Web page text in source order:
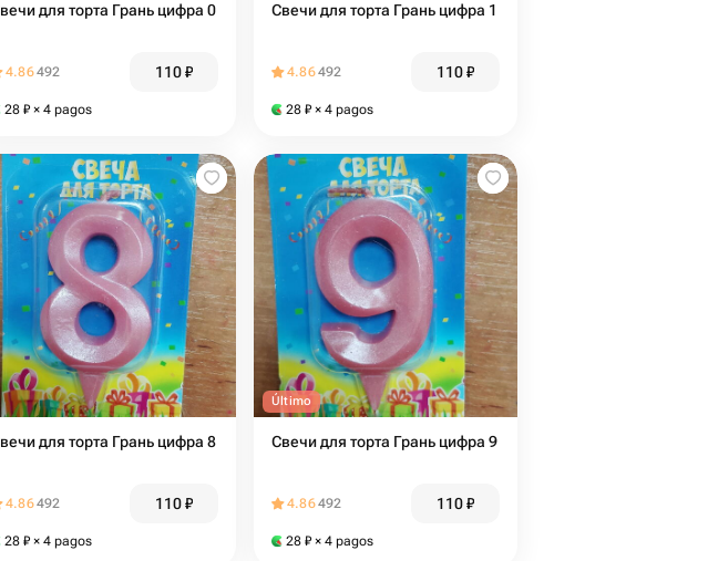
для торта Грань цифра 0
4.86492 110₽
28 ₽ × 4 pagos
Свечи для торта Грань цифра 1
4.86492 110₽
28 ₽ × 4 pagos
для торта Грань цифра 8
4.86492 110₽
28 ₽ × 4 pagos
Último
Свечи для торта Грань цифра 9
4.86492 110₽
28 ₽ × 4 pagos